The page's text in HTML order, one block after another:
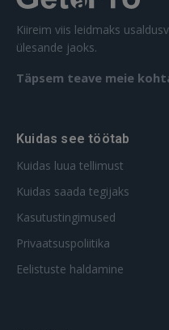
Kiireim viis leidmaks
ülesande jaoks.
Täpsem teave meie
Kuidas see töötab
Kuidas luua tellimust
Kuidas saada tegijaks
Kasutustingimused
Privaatsuspoliitika
Eelistuste haldamine